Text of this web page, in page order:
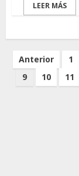
LEER MÁS
Paginación
Anterior 1
9
10 11